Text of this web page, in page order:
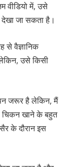
वीडियो में, उसे
जा सकता है।
से वैज्ञानिक
उसे किसी
जरूर है लेकिन, मैं
चिकन खाने के बहुत
के दौरान इस